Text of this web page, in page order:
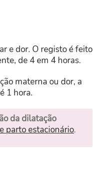
e dor. O registo é feito
de 4 em 4 horas.
materna ou dor, a
1 hora.
da dilatação
parto estacionário.